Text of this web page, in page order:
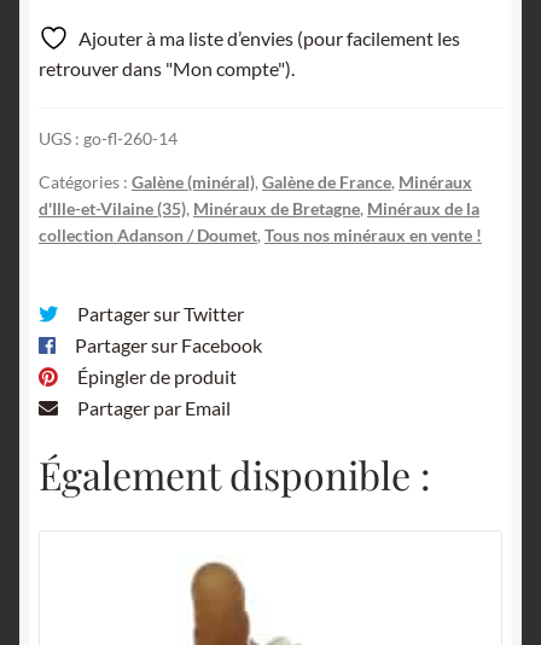
Pont-
Péan,
Ille-
Vilaine,
Bretagne.
Ajouter à ma liste d’envies (pour facilement les
retrouver dans "Mon compte").
UGS : go-fl-260-14
Catégories : Galène (minéral), Galène de France, Minéraux
d'Ille-et-Vilaine (35), Minéraux de Bretagne, Minéraux de la
collection Adanson / Doumet, Tous nos minéraux en vente !
Partager sur Twitter
Partager sur Facebook
Épingler de produit
Partager par Email
Également disponible :